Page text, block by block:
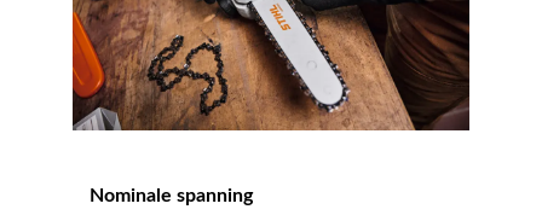
Nominale spanning